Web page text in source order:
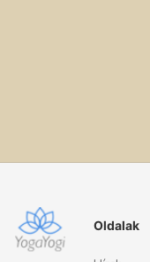
Oldalak